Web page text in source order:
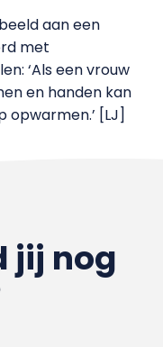
aan een
met
‘Als een vrouw
en handen kan
opwarmen.’ [LJ]
jij nog